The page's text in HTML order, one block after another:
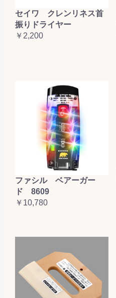
セイワ クレンリネス首
振りドライヤー
￥2,200
ファシル ベアーガー
ド 8609
￥10,780